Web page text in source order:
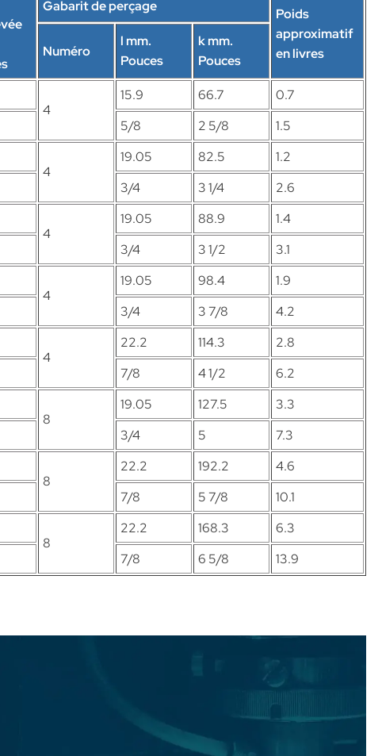
Gabarit de perçage
Poids
approximatif
en livres
Numéro
l mm.
Pouces
k mm.
Pouces
4
15.9 66.7
0.7
5/8 2 5/8 1.5
4
19.05 82.5
1.2
3/4 3 1/4 2.6
4
19.05 88.9
1.4
3/4 3 1/2 3.1
4
19.05 98.4
1.9
3/4 3 7/8 4.2
4
22.2 114.3
2.8
7/8 4 1/2 6.2
8
19.05 127.5
3.3
3/4 5 7.3
8
22.2 192.2
4.6
7/8 5 7/8 10.1
8
22.2 168.3
6.3
7/8 6 5/8 13.9